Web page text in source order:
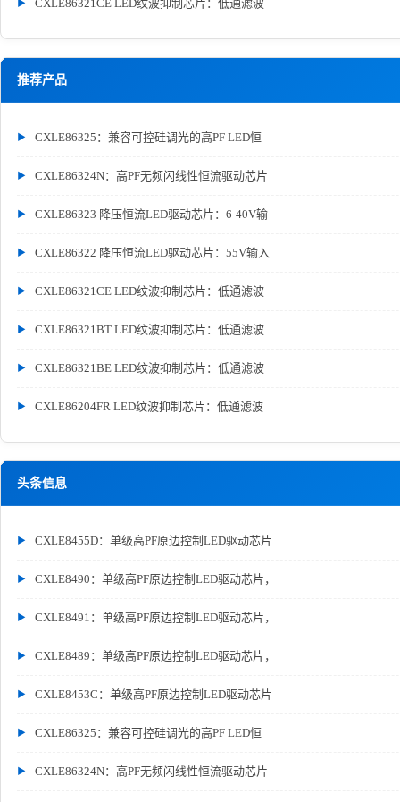
CXLE86321CE LED纹波抑制芯片：低通滤波
推荐产品
CXLE86325：兼容可控硅调光的高PF LED恒
CXLE86324N：高PF无频闪线性恒流驱动芯片
CXLE86323 降压恒流LED驱动芯片：6-40V输
CXLE86322 降压恒流LED驱动芯片：55V输入
CXLE86321CE LED纹波抑制芯片：低通滤波
CXLE86321BT LED纹波抑制芯片：低通滤波
CXLE86321BE LED纹波抑制芯片：低通滤波
CXLE86204FR LED纹波抑制芯片：低通滤波
头条信息
CXLE8455D：单级高PF原边控制LED驱动芯片
CXLE8490：单级高PF原边控制LED驱动芯片，
CXLE8491：单级高PF原边控制LED驱动芯片，
CXLE8489：单级高PF原边控制LED驱动芯片，
CXLE8453C：单级高PF原边控制LED驱动芯片
CXLE86325：兼容可控硅调光的高PF LED恒
CXLE86324N：高PF无频闪线性恒流驱动芯片